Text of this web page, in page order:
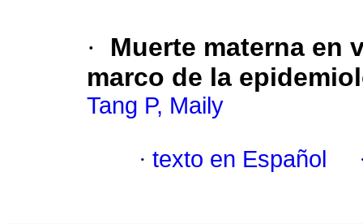
·
Muerte materna en
marco de la
Tang P, Maily
· texto en Español